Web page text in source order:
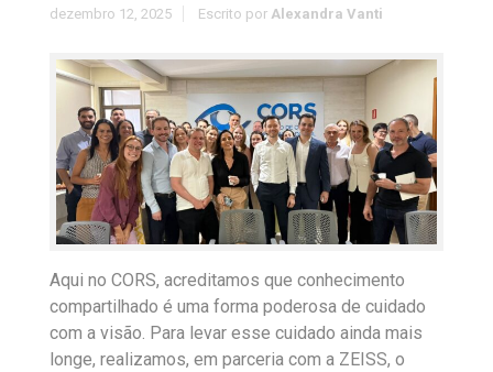
dezembro 12, 2025 Escrito por Alexandra Vanti
Aqui no CORS, acreditamos que conhecimento
compartilhado é uma forma poderosa de cuidado
com a visão. Para levar esse cuidado ainda mais
longe, realizamos, em parceria com a ZEISS, o